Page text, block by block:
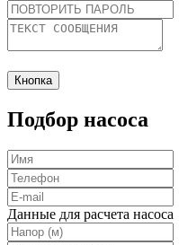
Кнопка
Подбор насоса
Данные для расчета насоса